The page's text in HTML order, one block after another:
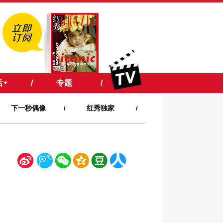
/ 专题 /
下一秒偶像 / 红秀独家 /
新 腾 微 空 豆